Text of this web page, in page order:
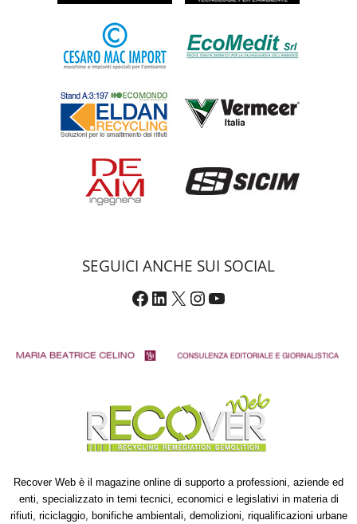
SEGUICI ANCHE SUI SOCIAL
Facebook
LinkedIn
X Instagram
YouTube
Recover Web è il magazine online di supporto a professioni, aziende ed
enti, specializzato in temi tecnici, economici e legislativi in materia di
rifiuti, riciclaggio, bonifiche ambientali, demolizioni, riqualificazioni urbane